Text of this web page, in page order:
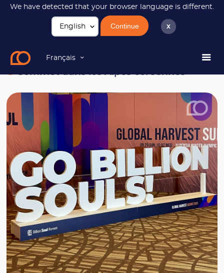
We have detected that your browser language is different.
Continue x
Français
Sommet dans les Alpes coréennes